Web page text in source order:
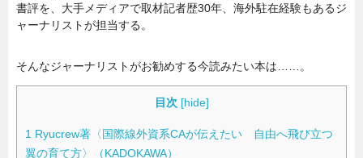
書評を、大手メディアで取材記者歴30年、海外駐在経験もあるジ
ャーナリストが担当する。
そんなジャーナリストがお勧めする今読みたい本は……。
目次 [hide]
1 Ryucrew著〈国際線外資系CAが伝えたい 自由へ飛び立つ
翼の育て方〉（KADOKAWA）